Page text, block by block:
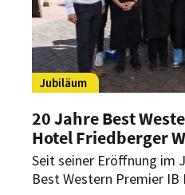
Jubiläum
20 Jahre Best
Hotel Friedberger
Seit seiner Eröffnung im
Best Western Premier